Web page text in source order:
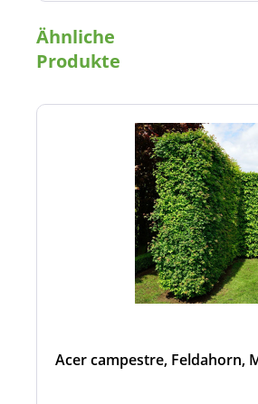
Ähnliche
Produkte
Acer campestre, Feldahorn,